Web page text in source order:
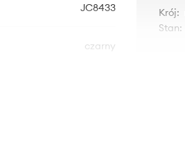
JC8433
czarny
Krój:
Stan: